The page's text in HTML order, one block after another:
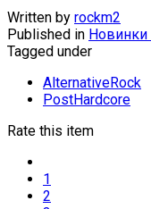
Written by rockm2
Published in
Tagged under
AlternativeRock
PostHardcore
Rate this item
1
2